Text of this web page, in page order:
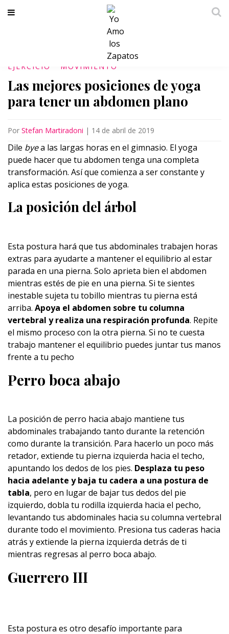
EJERCICIO MOVIMIENTO
Las mejores posiciones de yoga
para tener un abdomen plano
Por Stefan Martiradoni | 14 de abril de 2019
Dile byea las largas horas en el gimnasio. El yoga
puede hacer que tu abdomen tenga una completa
transformación. Así que comienza a ser constante y
aplica estas posiciones de yoga.
La posición del árbol
Esta postura hará que tus abdominales trabajen horas
extras para ayudarte a mantener el equilibrio al estar
parada en una pierna. Solo aprieta bien el abdomen
mientras estés de pie en una pierna. Si te sientes
inestable sujeta tu tobillo mientras tu pierna está
arriba. Apoya el abdomen sobre tu columna
vertebral y realiza una respiración profunda. Repite
el mismo proceso con la otra pierna. Si no te cuesta
trabajo mantener el equilibrio puedes juntar tus manos
frente a tu pecho
Perro boca abajo
La posición de perro hacia abajo mantiene tus
abdominales trabajando tanto durante la retención
como durante la transición. Para hacerlo un poco más
retador, extiende tu pierna izquierda hacia el techo,
apuntando los dedos de los pies. Desplaza tu peso
hacia adelante y baja tu cadera a una postura de
tabla, pero en lugar de bajar tus dedos del pie
izquierdo, dobla tu rodilla izquierda hacia el pecho,
levantando tus abdominales hacia su columna vertebral
durante todo el movimiento. Presiona tus caderas hacia
atrás y extiende la pierna izquierda detrás de ti
mientras regresas al perro boca abajo.
Guerrero III
Esta postura es otro desafío importante para